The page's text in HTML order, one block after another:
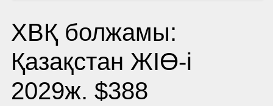
ХВҚ болжамы:
Қазақстан ЖІӨ-і
2029ж. $388